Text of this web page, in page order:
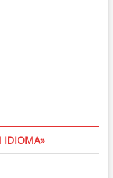
IDIOMA»